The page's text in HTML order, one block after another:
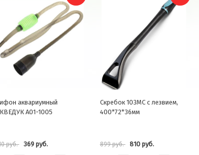
аквариумный
A01-1005
руб. 369 руб.
Скребок 103MC с лезвием,
400*72*36мм
899 руб. 810 руб.